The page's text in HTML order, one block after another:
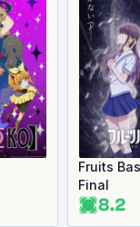
Fruits
Final
8.2